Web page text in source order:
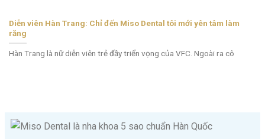
Diễn viên Hàn Trang: Chỉ đến Miso Dental tôi mới yên tâm làm
răng
Hàn Trang là nữ diễn viên trẻ đầy triển vọng của VFC. Ngoài ra cô